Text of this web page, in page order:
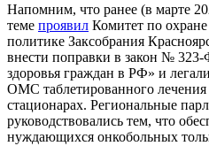
Напомним, что ранее (в марте
теме проявил Комитет по
политике Заксобрания
внести поправки в закон №
здоровья граждан в РФ» и
ОМС таблетированного
стационарах. Региональные
руководствовались тем, что
нуждающихся онкобольных